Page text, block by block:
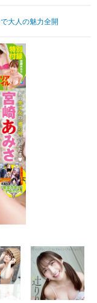
その他
大人の魅力全開